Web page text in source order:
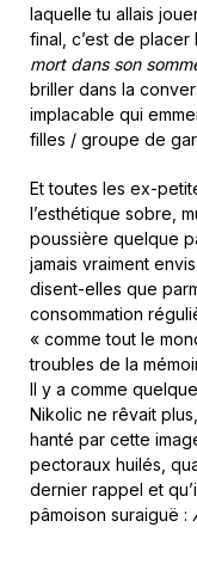
laquelle tu allais
final, c’est de
mort dans son
briller dans la
implacable qui
filles / groupe de
Et toutes les ex-
l’esthétique sobre,
poussière quelque
jamais vraiment
disent-elles que
consommation
« comme tout le
troubles de la
Il y a comme
Nikolic ne rêvait
hanté par cette
pectoraux huilés,
dernier rappel et
pâmoison suraiguë :